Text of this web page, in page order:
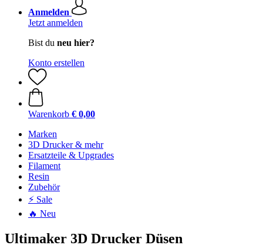
Anmelden
Jetzt anmelden
Bist du neu hier?
Konto erstellen
Warenkorb € 0,00
Marken
3D Drucker & mehr
Ersatzteile & Upgrades
Filament
Resin
Zubehör
⚡ Sale
🔥 Neu
Ultimaker 3D Drucker Düsen